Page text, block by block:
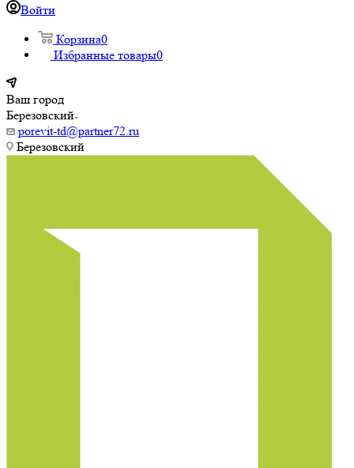
Войти
Корзина0
Избранные товары0
Ваш город
Березовский
porevit-td@partner72.ru
Березовский